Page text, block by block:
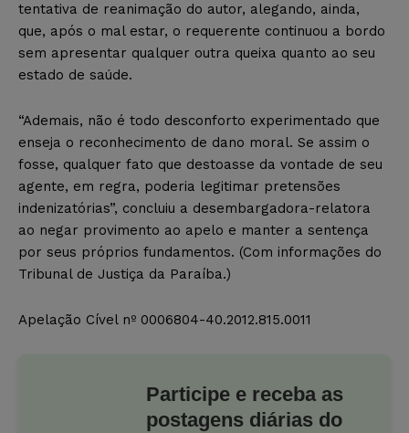
tentativa de reanimação do autor, alegando, ainda,
que, após o mal estar, o requerente continuou a bordo
sem apresentar qualquer outra queixa quanto ao seu
estado de saúde.
“Ademais, não é todo desconforto experimentado que
enseja o reconhecimento de dano moral. Se assim o
fosse, qualquer fato que destoasse da vontade de seu
agente, em regra, poderia legitimar pretensões
indenizatórias”, concluiu a desembargadora-relatora
ao negar provimento ao apelo e manter a sentença
por seus próprios fundamentos. (Com informações do
Tribunal de Justiça da Paraíba.)
Apelação Cível nº 0006804-40.2012.815.0011
Participe e receba as
postagens diárias do